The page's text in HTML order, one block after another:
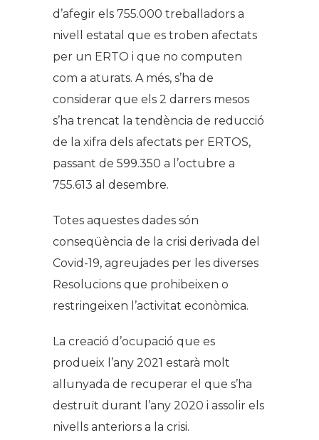
d’afegir els 755.000 treballadors a
nivell estatal que es troben afectats
per un ERTO i que no computen
com a aturats. A més, s’ha de
considerar que els 2 darrers mesos
s’ha trencat la tendència de reducció
de la xifra dels afectats per ERTOS,
passant de 599.350 a l’octubre a
755.613 al desembre.
Totes aquestes dades són
conseqüència de la crisi derivada del
Covid-19, agreujades per les diverses
Resolucions que prohibeixen o
restringeixen l’activitat econòmica.
La creació d’ocupació que es
produeix l’any 2021 estarà molt
allunyada de recuperar el que s’ha
destruït durant l’any 2020 i assolir els
nivells anteriors a la crisi.